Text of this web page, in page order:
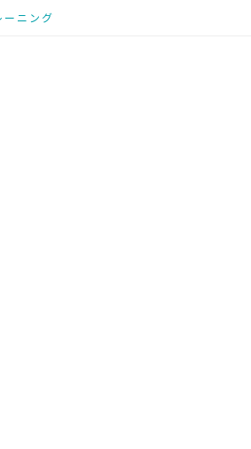
ーニング